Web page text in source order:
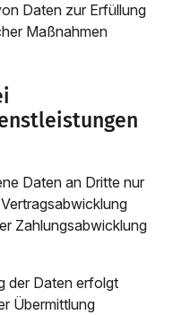
Daten zur Erfüllung
Maßnahmen
Daten an Dritte nur
Zahlungsabwicklung
der Daten erfolgt
Übermittlung